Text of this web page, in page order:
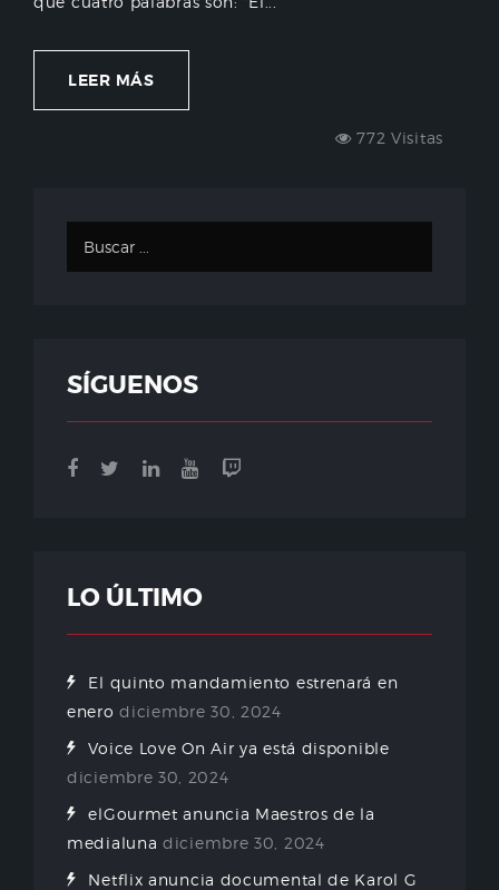
LEER MÁS
772 Visitas
SÍGUENOS
LO ÚLTIMO
El quinto mandamiento estrenará en
enero diciembre 30, 2024
Voice Love On Air ya está disponible
diciembre 30, 2024
elGourmet anuncia Maestros de la
medialuna diciembre 30, 2024
Netflix anuncia documental de Karol G